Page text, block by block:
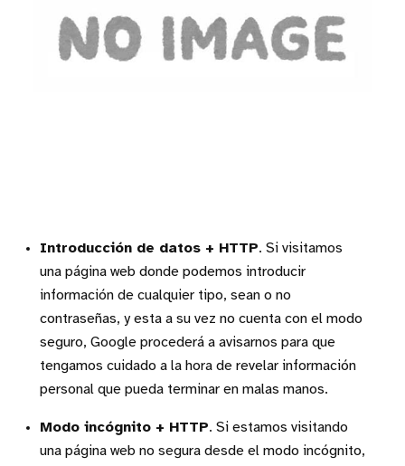
Introducción de datos + HTTP. Si visitamos
una página web donde podemos introducir
información de cualquier tipo, sean o no
contraseñas, y esta a su vez no cuenta con el modo
seguro, Google procederá a avisarnos para que
tengamos cuidado a la hora de revelar información
personal que pueda terminar en malas manos.
Modo incógnito + HTTP. Si estamos visitando
una página web no segura desde el modo incógnito,